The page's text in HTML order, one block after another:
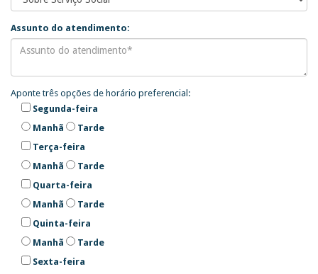
Assunto do atendimento:
Aponte três opções de horário preferencial:
Segunda-feira
Manhã
Tarde
Terça-feira
Manhã
Tarde
Quarta-feira
Manhã
Tarde
Quinta-feira
Manhã
Tarde
Sexta-feira